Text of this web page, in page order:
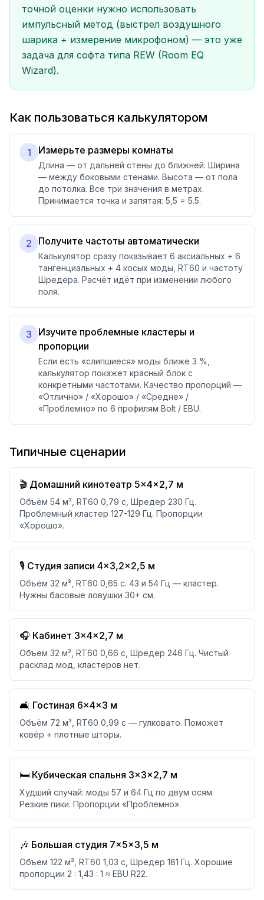
точной оценки нужно использовать
импульсный метод (выстрел воздушного
шарика + измерение микрофоном) — это уже
задача для софта типа REW (Room EQ
Wizard).
Как пользоваться калькулятором
1 Измерьте размеры комнаты
Длина — от дальней стены до ближней. Ширина
— между боковыми стенами. Высота — от пола
до потолка. Все три значения в метрах.
Принимается точка и запятая: 5,5 = 5.5.
2 Получите частоты автоматически
Калькулятор сразу показывает 6 аксиальных + 6
тангенциальных + 4 косых моды, RT60 и частоту
Шредера. Расчёт идёт при изменении любого
поля.
3
Изучите проблемные кластеры и
пропорции
Если есть «слипшиеся» моды ближе 3 %,
калькулятор покажет красный блок с
конкретными частотами. Качество пропорций —
«Отлично» / «Хорошо» / «Средне» /
«Проблемно» по 6 профилям Bolt / EBU.
Типичные сценарии
🎬 Домашний кинотеатр 5×4×2,7 м
Объём 54 м³, RT60 0,79 с, Шредер 230 Гц.
Проблемный кластер 127-129 Гц. Пропорции
«Хорошо».
🎙️ Студия записи 4×3,2×2,5 м
Объём 32 м³, RT60 0,65 с. 43 и 54 Гц — кластер.
Нужны басовые ловушки 30+ см.
🎧 Кабинет 3×4×2,7 м
Объём 32 м³, RT60 0,66 с, Шредер 246 Гц. Чистый
расклад мод, кластеров нет.
🛋️ Гостиная 6×4×3 м
Объём 72 м³, RT60 0,99 с — гулковато. Поможет
ковёр + плотные шторы.
🛏️ Кубическая спальня 3×3×2,7 м
Худший случай: моды 57 и 64 Гц по двум осям.
Резкие пики. Пропорции «Проблемно».
🎶 Большая студия 7×5×3,5 м
Объём 122 м³, RT60 1,03 с, Шредер 181 Гц. Хорошие
пропорции 2 : 1,43 : 1 ≈ EBU R22.